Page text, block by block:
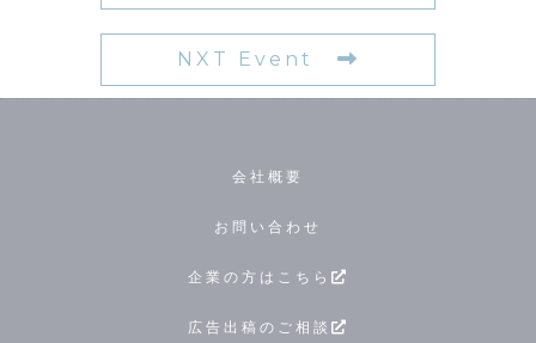
NXT Event
会社概要
お問い合わせ
企業の方はこちら
広告出稿のご相談